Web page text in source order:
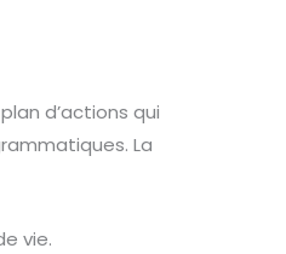
d’actions qui
La
vie.